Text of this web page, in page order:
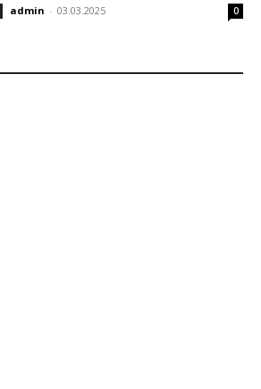
admin - 03.03.2025 0